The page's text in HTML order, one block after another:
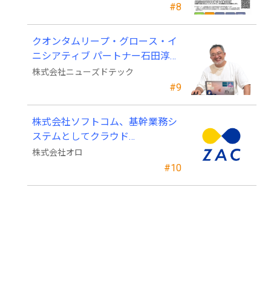
#8
#9
クオンタムリープ・グロース・イ
ニシアティブ パートナー石田淳也
氏がニューズドテックの戦略顧問
株式会社ニューズドテック
#10
株式会社ソフトコム、基幹業務シ
ステムとしてクラウド
ERP「ZAC」を採用
株式会社オロ